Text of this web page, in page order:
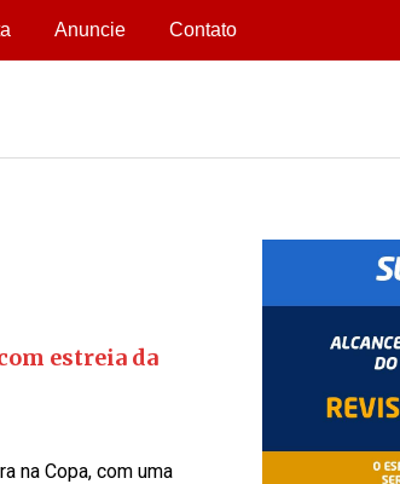
Anuncie Contato
estreia da
na Copa, com uma